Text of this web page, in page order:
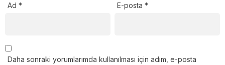
Ad * E-posta*
Daha sonraki yorumlarımda kullanılması için adım, e-posta